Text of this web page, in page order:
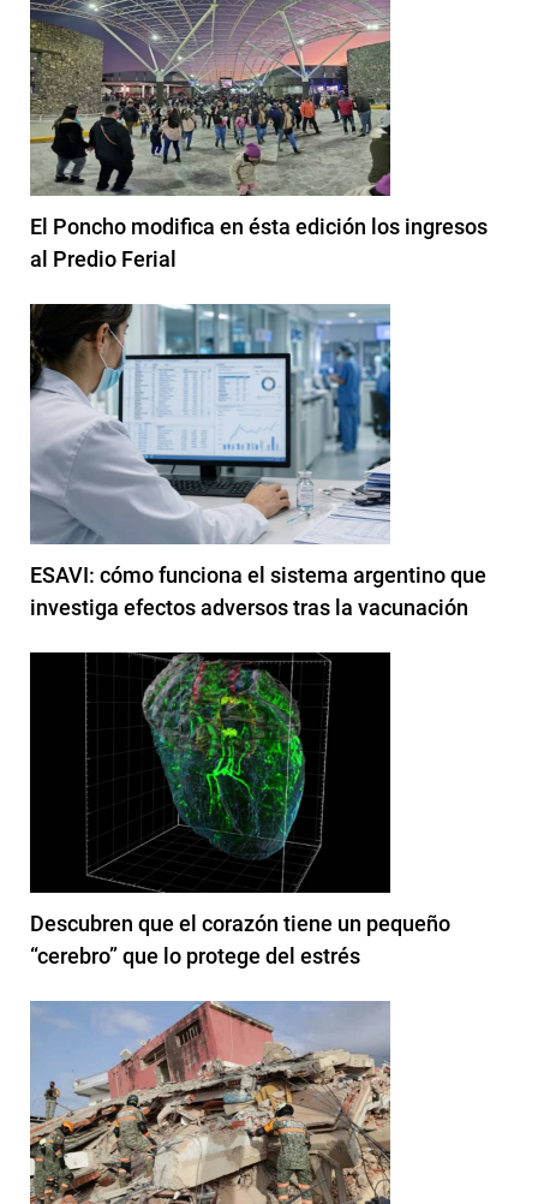
El Poncho modifica en ésta edición los ingresos
al Predio Ferial
ESAVI: cómo funciona el sistema argentino que
investiga efectos adversos tras la vacunación
Descubren que el corazón tiene un pequeño
“cerebro” que lo protege del estrés